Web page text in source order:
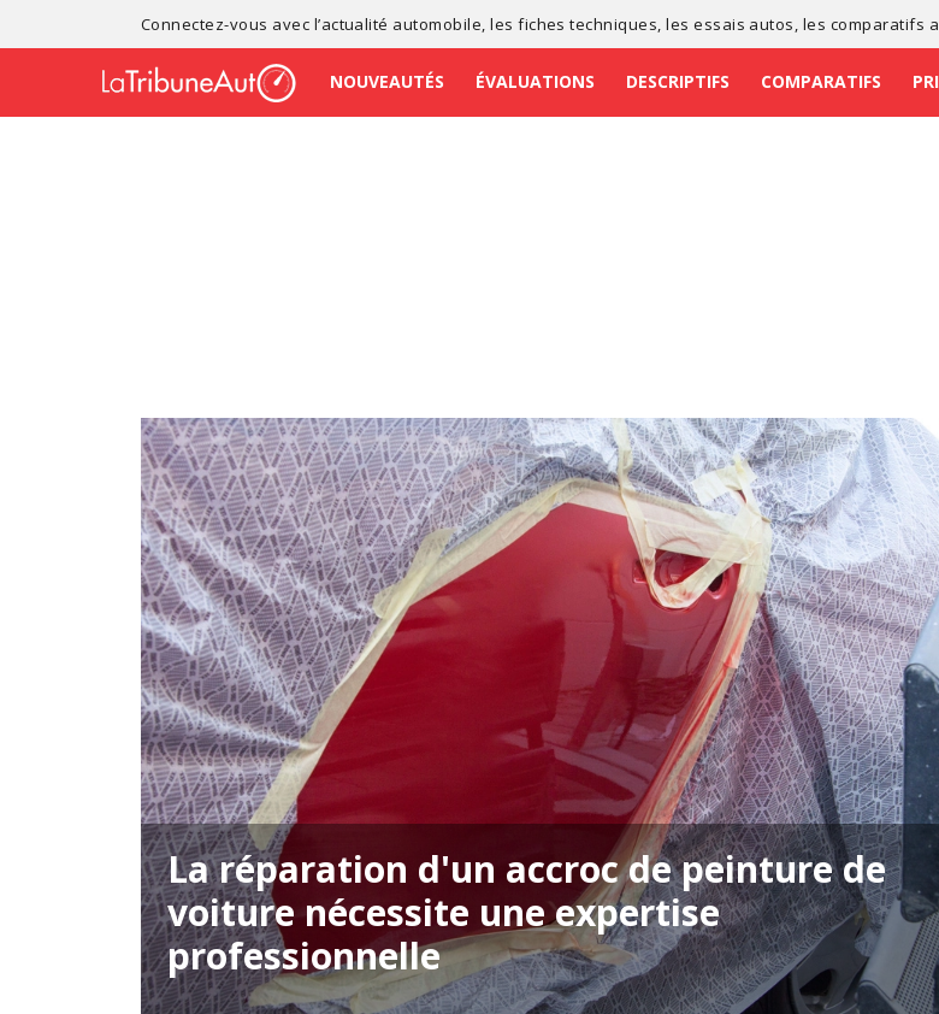
Connectez-vous avec l’actualité automobile , lesfiches techniques , lesessais autos , les comparatifs
NOUVEAUTÉS ÉVALUATIONS DESCRIPTIFS COMPARATIFS
La réparation d'un accroc de peinture de
voiture nécessite une expertise
professionnelle